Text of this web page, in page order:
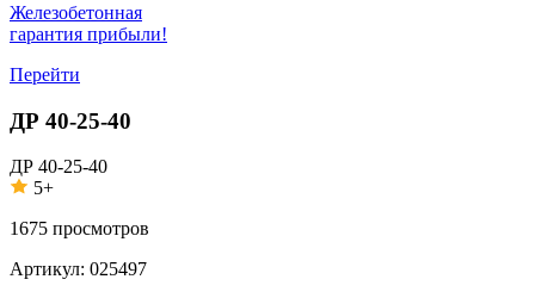
Железобетонная
гарантия прибыли!
Перейти
ДР 40-25-40
ДР 40-25-40
5+
1675 просмотров
Артикул: 025497